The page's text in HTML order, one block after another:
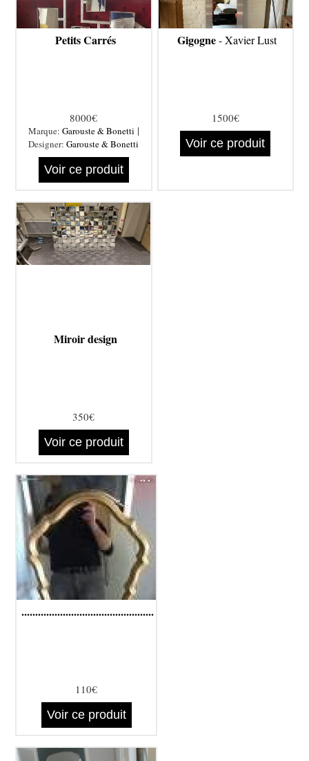
Petits Carrés
8000€
Marque: Garouste & Bonetti |
Designer:Garouste & Bonetti
Voir ce produit
Gigogne- Xavier Lust
1500€
Voir ce produit
Miroir design
350€
Voir ce produit
................................................
110€
Voir ce produit